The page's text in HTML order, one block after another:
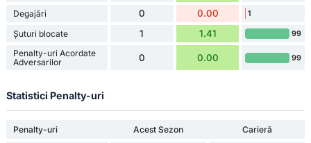
Degajări 0 0.00 1
Șuturi blocate 1 1.41 99
Penalty-uri Acordate
Adversarilor
0 0.00 99
Statistici Penalty-uri
Penalty-uri Acest Sezon
Carieră